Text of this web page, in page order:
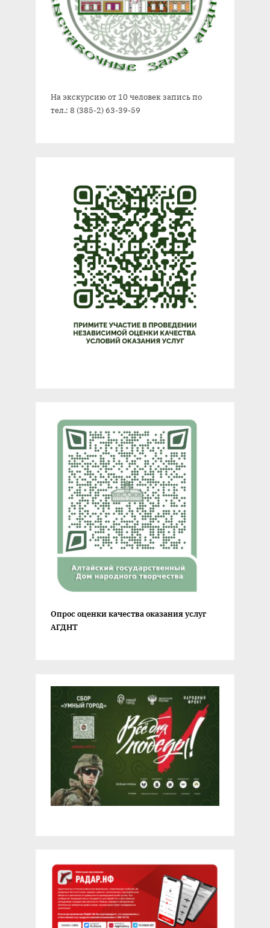
На экскурсию от 10 человек запись по
тел.: 8 (385-2) 63-39-59
Опрос оценки качества оказания услуг
АГДНТ